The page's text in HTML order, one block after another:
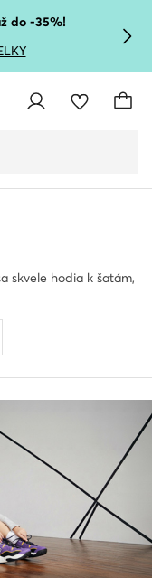
do -35%!
skvele hodia k šatám,